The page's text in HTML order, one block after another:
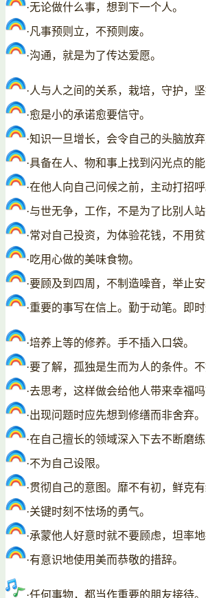
·无论做什么事，想到下一个人。
·凡事预则立，不预则废。
·沟通，就是为了传达爱愿。
·人与人之间的关系，栽培，守护，坚
·愈是小的承诺愈要信守。
·知识一旦增长，会令自己的头脑放
·具备在人、物和事上找到闪光点的能
·在他人向自己问候之前，主动打招呼
·与世无争，工作，不是为了比别人
·常对自己投资，为体验花钱，不用贫
·吃用心做的美味食物。
·要顾及到四周，不制造噪音，举止安
·重要的事写在信上。勤于动笔。即
·培养上等的修养。手不插入口袋。
·要了解，孤独是生而为人的条件。
·去思考，这样做会给他人带来幸福吗
·出现问题时应先想到修缮而非舍弃。
·在自己擅长的领域深入下去不断磨练
·不为自己设限。
·贯彻自己的意图。靡不有初，鲜克有
·关键时刻不怯场的勇气。
·承蒙他人好意时就不要顾虑，坦率
·有意识地使用美而恭敬的措辞。
·任何事物，都当作重要的朋友接待。